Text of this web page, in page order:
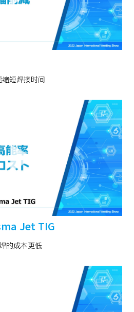
短焊接时间
Jet TIG
的成本更低